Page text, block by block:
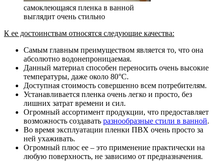
самоклеющаяся пленка в ванной
выглядит очень стильно
К ее достоинствам относятся следующие качества:
Самым главным преимуществом является то, что она
абсолютно водонепроницаемая.
Данный материал способен переносить очень высокие
температуры, даже около 80°С.
Доступная стоимость совершенно всем потребителям.
Устанавливается пленка очень легко и просто, без
лишних затрат времени и сил.
Огромный ассортимент продукции, что предоставляет
возможность создавать разнообразные стили в ванной.
Во время эксплуатации пленки ПВХ очень просто за
ней ухаживать.
Огромный плюс ее – это применение практически на
любую поверхность, не зависимо от предназначения.